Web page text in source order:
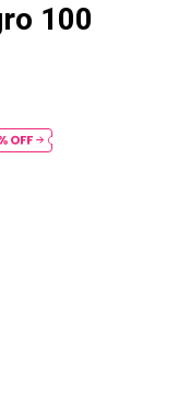
100